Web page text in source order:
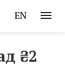
EN
₴2